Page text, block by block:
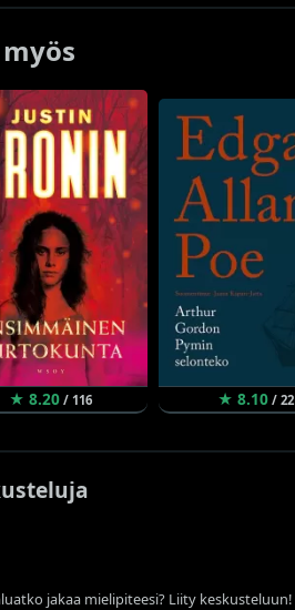
★ 8.20 / 116 ★ 8.10 / 22
jakaa mielipiteesi? Liity keskusteluun!